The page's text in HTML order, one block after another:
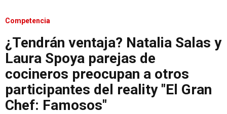
Competencia
¿Tendrán ventaja? Natalia Salas y
Laura Spoya parejas de
cocineros preocupan a otros
participantes del reality "El Gran
Chef: Famosos"